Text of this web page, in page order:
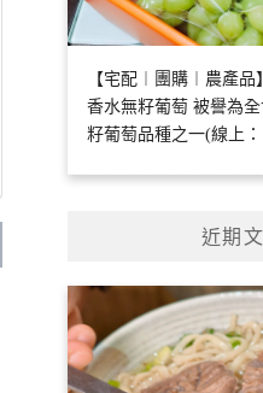
【宅配︱團購︱農產
香水無籽葡萄 被譽為
籽葡萄品種之一(線上：
近期